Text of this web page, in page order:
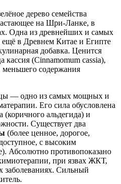
дерево семейства
на Шри-Ланке, в
Одна из древнейших и самых
ещё в Древнем Китае и Египте
добавка. Ценится
кассия (Cinnamomum cassia),
меньшего содержания
— одно из самых мощных и
Его сила обусловлена
альдегида) и
Существует два
(более ценное, дорогое,
с высоким
Абсолютно противопоказано
при язвах ЖКТ,
заболеваниях. Сильный